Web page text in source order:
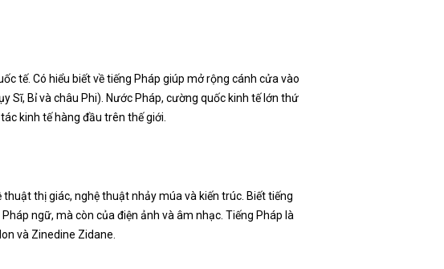
tế. Có hiểu biết về tiếng Pháp giúp mở rộng cánh cửa vào
Sĩ, Bỉ và châu Phi). Nước Pháp, cường quốc kinh tế lớn thứ
kinh tế hàng đầu trên thế giới.
thị giác, nghệ thuật nhảy múa và kiến trúc. Biết tiếng
ngữ, mà còn của điện ảnh và âm nhạc. Tiếng Pháp là
và Zinedine Zidane.